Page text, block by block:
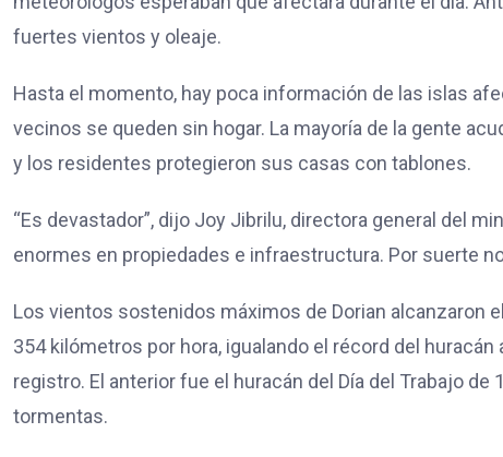
fuertes vientos y oleaje.
Hasta el momento, hay poca información de las islas
vecinos se queden sin hogar. La mayoría de la gente
y los residentes protegieron sus casas con tablones.
“Es devastador”, dijo Joy Jibrilu, directora general del
enormes en propiedades e infraestructura. Por suerte
Los vientos sostenidos máximos de Dorian alcanzaron
354 kilómetros por hora, igualando el récord del
registro. El anterior fue el huracán del Día del Trabajo
tormentas.